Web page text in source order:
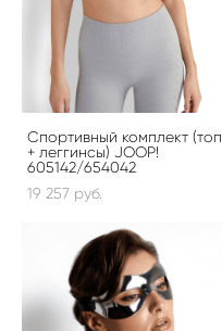
Спортивный комплект (топ
+ леггинсы) JOOP!
605142/654042
19 257 pуб.